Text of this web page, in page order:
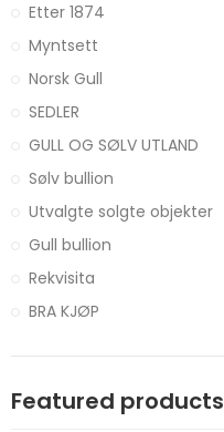
Etter 1874
Myntsett
Norsk Gull
SEDLER
GULL OG SØLV UTLAND
Sølv bullion
Utvalgte solgte objekter
Gull bullion
Rekvisita
BRA KJØP
Featured products